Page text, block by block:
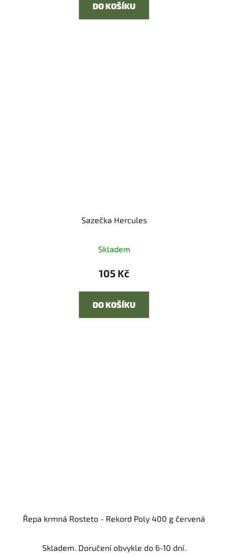
DO KOŠÍKU
Sazečka Hercules
Skladem
105 Kč
DO KOŠÍKU
Řepa krmná Rosteto - Rekord Poly 400 g červená
Skladem. Doručení obvykle do 6-10 dní.